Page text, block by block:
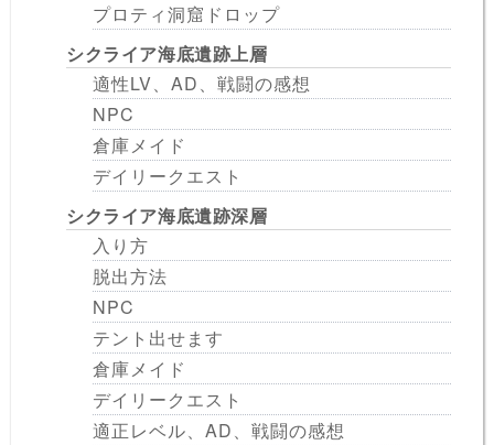
プロティ洞窟ドロップ
シクライア海底遺跡上層
適性LV、AD、戦闘の感想
NPC
倉庫メイド
デイリークエスト
シクライア海底遺跡深層
入り方
脱出方法
NPC
テント出せます
倉庫メイド
デイリークエスト
適正レベル、AD、戦闘の感想